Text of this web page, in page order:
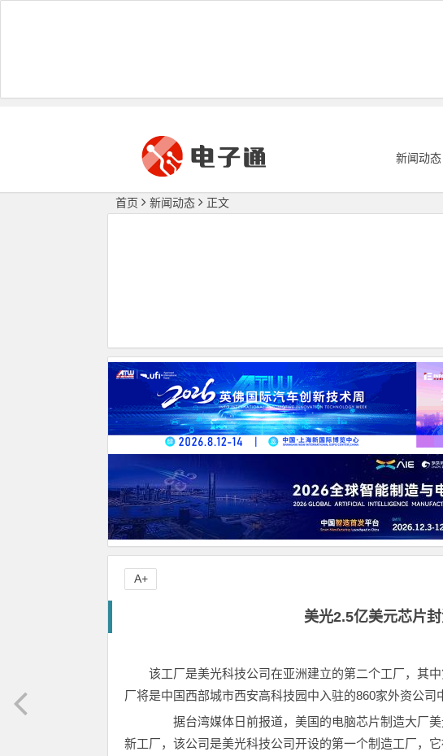
新闻动态
首页 新闻动态 正文
美光2.5亿美元芯片
该工厂是美光科技公司在亚洲建立的第二个工厂，其
厂将是中国西部城市西安高科技园中入驻的860家外资公司
据台湾媒体日前报道，美国的电脑芯片制造大厂美
新工厂，该公司是美光科技公司开设的第一个制造工厂，
A+